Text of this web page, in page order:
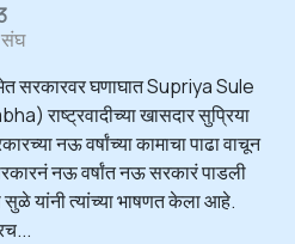
संघ
सरकारवर घणाघात Supriya Sule
राष्ट्रवादीच्या खासदार सुप्रिया
नऊ वर्षांच्या कामाचा पाढा वाचून
नऊ वर्षांत नऊ सरकारं पाडली
यांनी त्यांच्या भाषणत केला आहे.